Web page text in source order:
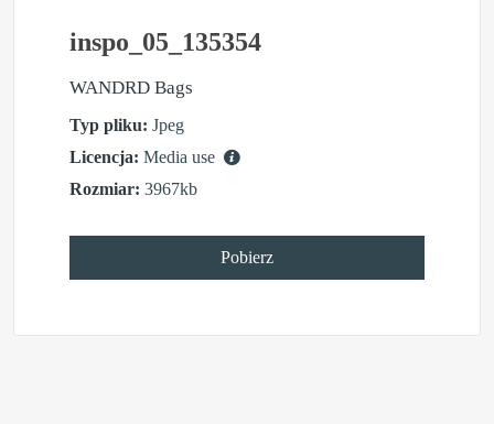
inspo_05_135354
WANDRD Bags
Typ pliku: Jpeg
Licencja: Media use
Rozmiar: 3967kb
Pobierz